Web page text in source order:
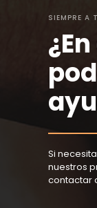
SIEMPRE A
Si
nuestros
contactar